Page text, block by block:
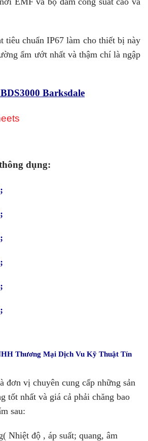
tiêu chuẩn IP67 làm cho thiết bị này
ẩm ướt nhất và thậm chí là ngập
Barksdale
dụng:
Thương Mại Dịch Vu Kỹ Thuật Tín
đơn vị chuyên cung cấp những sản
tốt nhất và giá cả phải chăng bao
sau:
( Nhiệt độ , áp suất;quang, âm